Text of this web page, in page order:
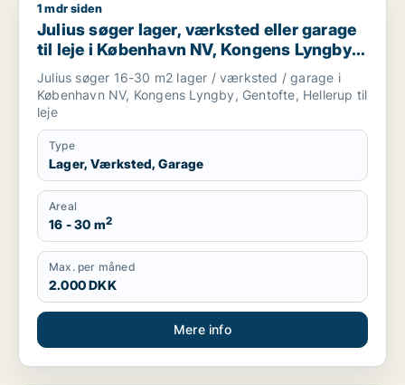
Julius søger lager, værksted eller garage til leje i
1 mdr siden
Julius søger lager, værksted eller garage
til leje i København NV, Kongens Lyngby
eller Gentofte m.fl.
Julius søger 16-30 m2 lager / værksted / garage i
København NV, Kongens Lyngby, Gentofte, Hellerup til
leje
Type
Lager, Værksted, Garage
Areal
16 - 30 m2
Max. per måned
2.000 DKK
Mere info